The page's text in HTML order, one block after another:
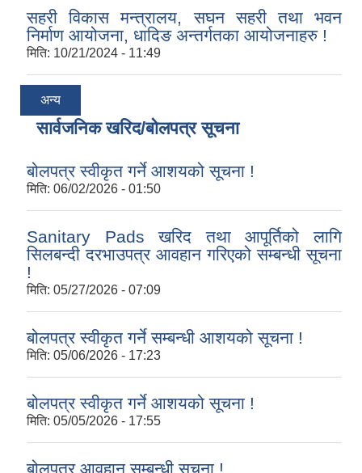
सहरी विकास मन्त्रालय, सघन सहरी तथा भवन
निर्माण आयोजना, धादिङ अन्तर्गतका आयोजनाहरु !
मिति: 10/21/2024 - 11:49
अन्य
सार्वजनिक खरिद/बोलपत्र सूचना
बोलपत्र स्वीकृत गर्ने आशयको सूचना !
मिति: 06/02/2026 - 01:50
Sanitary Pads खरिद तथा आपूर्तिको लागि
सिलबन्दी दरभाउपत्र आवहान गरिएको सम्बन्धी सूचना
!
मिति: 05/27/2026 - 07:09
बोलपत्र स्वीकृत गर्ने सम्बन्धी आशयको सूचना !
मिति: 05/06/2026 - 17:23
बोलपत्र स्वीकृत गर्ने आशयको सूचना !
मिति: 05/05/2026 - 17:55
बोलपत्र आवहान सम्बन्धी सूचना !